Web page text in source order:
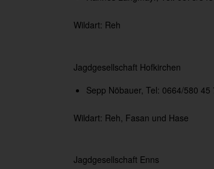
Wildart: Reh
Jagdgesellschaft Hofkirchen
Sepp Nöbauer, Tel: 0664/580 45
Wildart: Reh, Fasan und Hase
Jagdgesellschaft Enns